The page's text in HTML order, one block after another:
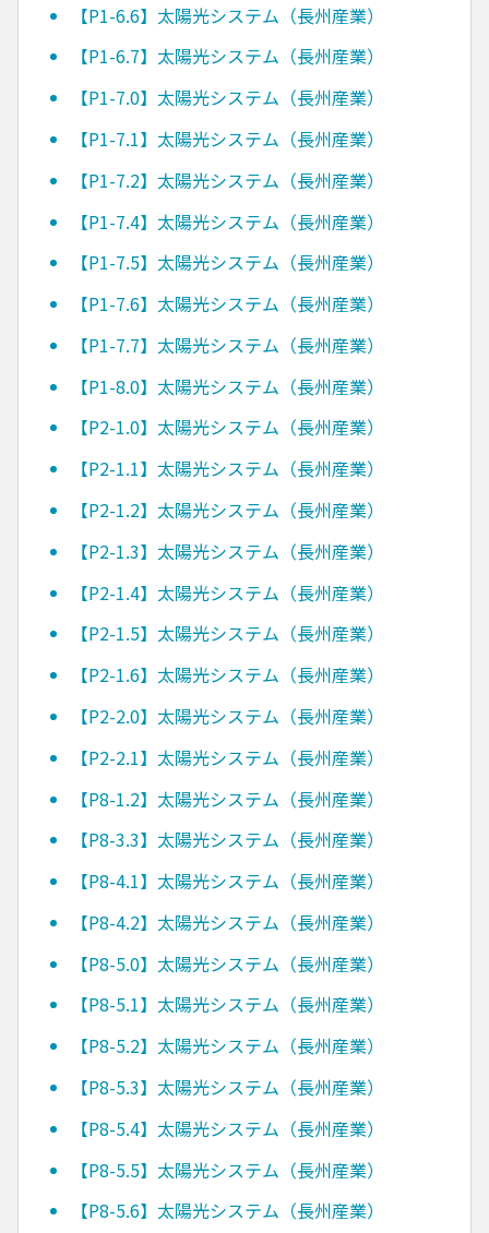
【P1-6.6】太陽光システム（長州産業）
【P1-6.7】太陽光システム（長州産業）
【P1-7.0】太陽光システム（長州産業）
【P1-7.1】太陽光システム（長州産業）
【P1-7.2】太陽光システム（長州産業）
【P1-7.4】太陽光システム（長州産業）
【P1-7.5】太陽光システム（長州産業）
【P1-7.6】太陽光システム（長州産業）
【P1-7.7】太陽光システム（長州産業）
【P1-8.0】太陽光システム（長州産業）
【P2-1.0】太陽光システム（長州産業）
【P2-1.1】太陽光システム（長州産業）
【P2-1.2】太陽光システム（長州産業）
【P2-1.3】太陽光システム（長州産業）
【P2-1.4】太陽光システム（長州産業）
【P2-1.5】太陽光システム（長州産業）
【P2-1.6】太陽光システム（長州産業）
【P2-2.0】太陽光システム（長州産業）
【P2-2.1】太陽光システム（長州産業）
【P8-1.2】太陽光システム（長州産業）
【P8-3.3】太陽光システム（長州産業）
【P8-4.1】太陽光システム（長州産業）
【P8-4.2】太陽光システム（長州産業）
【P8-5.0】太陽光システム（長州産業）
【P8-5.1】太陽光システム（長州産業）
【P8-5.2】太陽光システム（長州産業）
【P8-5.3】太陽光システム（長州産業）
【P8-5.4】太陽光システム（長州産業）
【P8-5.5】太陽光システム（長州産業）
【P8-5.6】太陽光システム（長州産業）